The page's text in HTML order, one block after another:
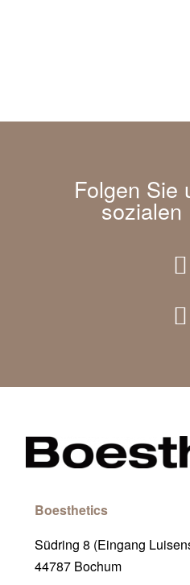
Folgen Sie
sozialen


Boesthetics
Südring 8 (Eingang
44787 Bochum